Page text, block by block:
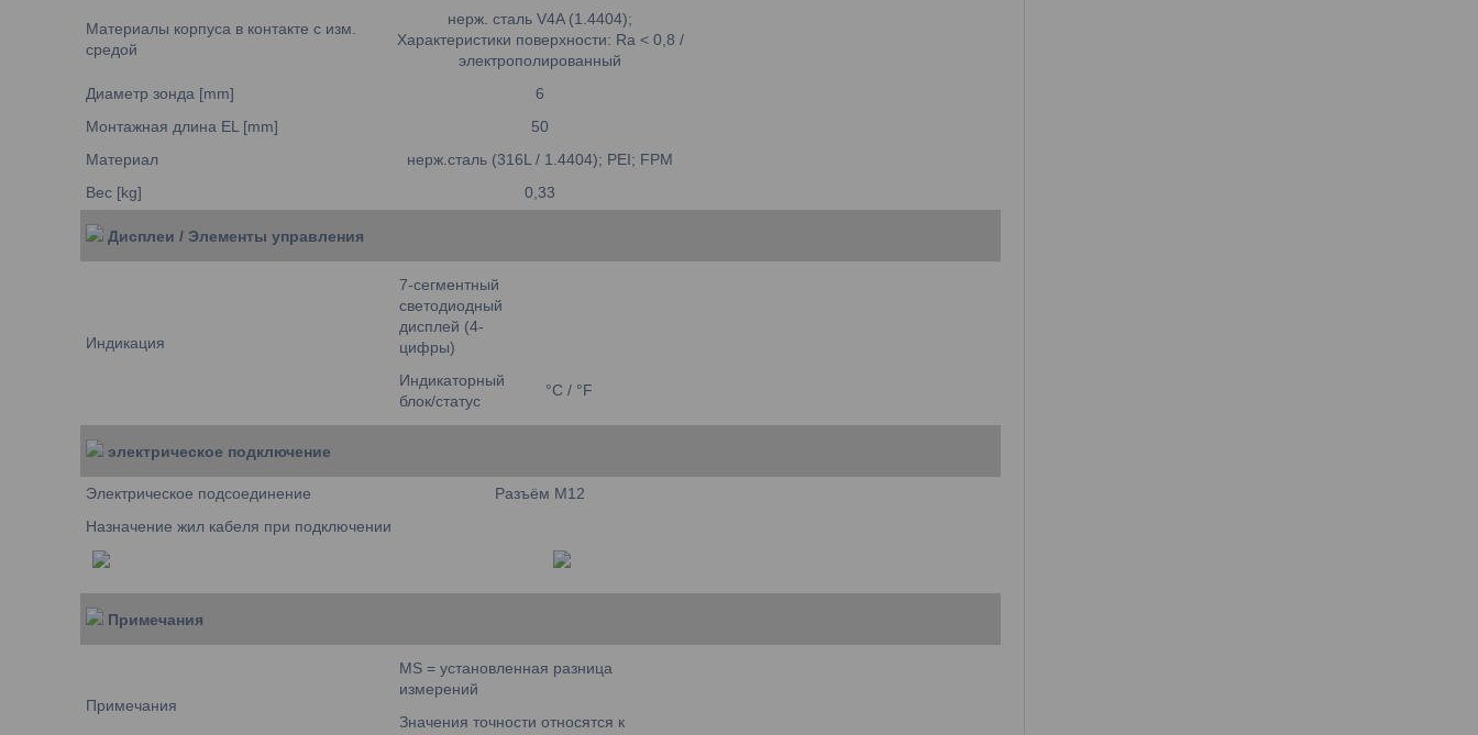
Материалы корпуса в контакте с изм.
средой
нерж. сталь V4A (1.4404);
Характеристики поверхности: Ra < 0,8 /
электрополированный
Диаметр зонда [mm]
6
Монтажная длина EL [mm]
50
Материал
нерж.сталь (316L / 1.4404); PEI; FPM
Вес [kg]
0,33
Дисплеи / Элементы управления
Индикация
7-сегментный
светодиодный
дисплей (4-
цифры)
Индикаторный
блок/статус
°C / °F
электрическое подключение
Электрическое подсоединение
Разъём M12
Назначение жил кабеля при подключении
Примечания
Примечания
MS = установленная разница
измерений
Значения точности относятся к